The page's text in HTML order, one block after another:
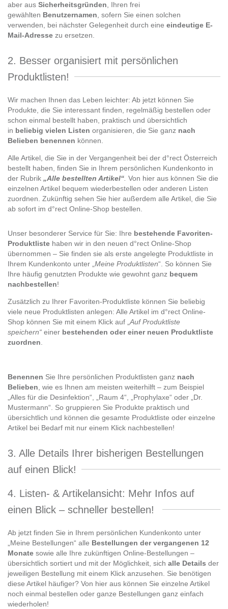
aber aus Sicherheitsgründen , Ihren frei
gewählten Benutzernamen , sofern Sie einen solchen
verwenden, bei nächster Gelegenheit durch eine eindeutige E-
Mail-Adresse zu ersetzen.
2. Besser organisiert mit persönlichen
Produktlisten!
Wir machen Ihnen das Leben leichter: Ab jetzt können Sie
Produkte, die Sie interessant finden, regelmäßig bestellen oder
schon einmal bestellt haben, praktisch und übersichtlich
in beliebig vielen Listen organisieren, die Sie ganz nach
Belieben benennen können.
Alle Artikel, die Sie in der Vergangenheit bei der d°rect Österreich
bestellt haben, finden Sie in Ihrem persönlichen Kundenkonto in
der Rubrik „Alle bestellten Artikel“ Von hier aus können Sie die
einzelnen Artikel bequem wiederbestellen oder anderen Listen
zuordnen. Zukünftig sehen Sie hier außerdem alle Artikel, die Sie
ab sofort im d°rect Online-Shop bestellen.
Unser besonderer Service für Sie: Ihre bestehende Favoriten-
Produktliste haben wir in den neuen d°rect Online-Shop
übernommen – Sie finden sie als erste angelegte Produktliste in
Ihrem Kundenkonto unter „ Meine Produktlisten“. So können Sie
Ihre häufig genutzten Produkte wie gewohnt ganz bequem
nachbestellen!
Zusätzlich zu Ihrer Favoriten-Produktliste können Sie beliebig
viele neue Produktlisten anlegen: Alle Artikel im d°rect Online-
Shop können Sie mit einem Klick auf „ Auf Produktliste
speichern“ einer bestehenden oder einer neuen Produktliste
zuordnen
Benennen Sie Ihre persönlichen Produktlisten ganz nach
Belieben , wie es Ihnen am meisten weiterhilft – zum Beispiel
„Alles für die Desinfektion“, „Raum 4“, „Prophylaxe“ oder „Dr.
Mustermann“. So gruppieren Sie Produkte praktisch und
übersichtlich und können die gesamte Produktliste oder einzelne
Artikel bei Bedarf mit nur einem Klick nachbestellen!
3. Alle Details Ihrer bisherigen Bestellungen
auf einen Blick!
4. Listen- & Artikelansicht: Mehr Infos auf
einen Blick – schneller bestellen!
Ab jetzt finden Sie in Ihrem persönlichen Kundenkonto unter
„Meine Bestellungen“ alle Bestellungen der vergangenen 12
Monate sowie alle Ihre zukünftigen Online-Bestellungen –
übersichtlich sortiert und mit der Möglichkeit, sich alle Details der
jeweiligen Bestellung mit einem Klick anzusehen. Sie benötigen
diese Artikel häufiger? Von hier aus können Sie einzelne Artikel
noch einmal bestellen oder ganze Bestellungen ganz einfach
wiederholen!